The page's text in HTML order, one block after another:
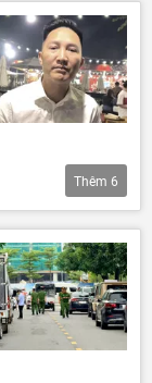
Thêm 6